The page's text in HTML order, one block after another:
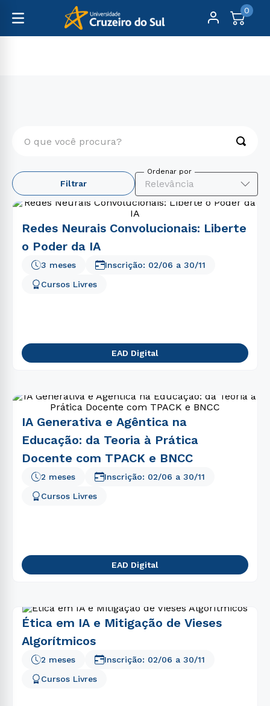
0
Filtrar Relevância
Redes Neurais Convolucionais: Liberte
o Poder da IA
Cursos Livres
3 meses Inscrição: 02/06 a 30/11
EAD Digital
IA Generativa e Agêntica na
Educação: da Teoria à Prática
Docente com TPACK e BNCC
2 meses
Cursos Livres
Inscrição: 02/06 a 30/11
EAD Digital
Ética em IA e Mitigação de Vieses
Algorítmicos
2 meses
Cursos Livres
Inscrição: 02/06 a 30/11
TERMOS MAIS BUSCADOS
psicologia
2º
engenharia
3º
direito
5º
gestão
9º
medicina